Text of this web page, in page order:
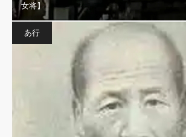
女将】
あ行